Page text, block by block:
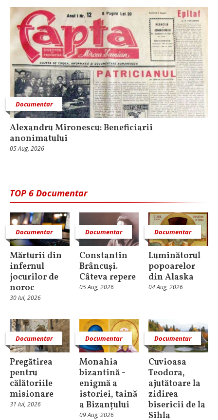
Documentar
Alexandru Mironescu: Beneficiarii
anonimatului
05 Aug, 2026
TOP 6 Documentar
Documentar
Mărturii din
infernul
jocurilor de
noroc
30 Iul, 2026
Documentar
Constantin
Brâncuși.
Câteva repere
05 Aug, 2026
Documentar
Luminătorul
popoarelor
din Alaska
04 Aug, 2026
Documentar
Pregătirea
pentru
călătoriile
misionare
31 Iul, 2026
Documentar
Monahia
bizantină -
enigmă a
istoriei, taină
a Bizanțului
09 Aug, 2026
Documentar
Cuvioasa
Teodora,
ajutătoare la
zidirea
bisericii de la
Sihla